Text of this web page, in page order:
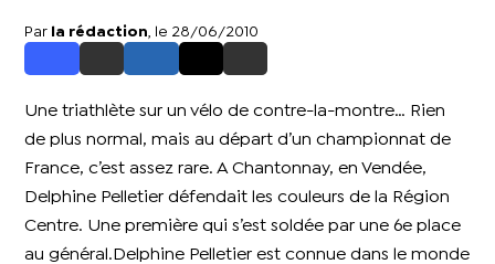
Par la rédaction , le 28/06/2010
Une triathlète sur un vélo de contre-la-montre… Rien
de plus normal, mais au départ d’un championnat de
France, c’est assez rare. A Chantonnay, en Vendée,
Delphine Pelletier défendait les couleurs de la Région
Centre. Une première qui s’est soldée par une 6e place
au général.Delphine Pelletier est connue dans le monde